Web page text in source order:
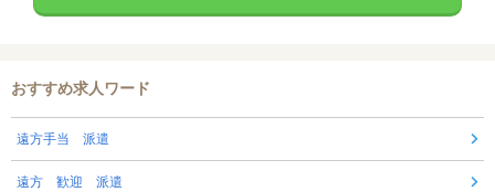
おすすめ求人ワード
遠方手当 派遣
遠方 歓迎 派遣